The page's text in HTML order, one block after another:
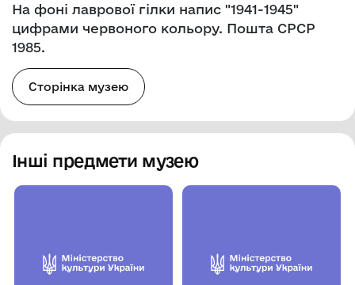
На фоні лаврової гілки напис "1941-1945"
цифрами червоного кольору. Пошта СРСР
1985.
Сторінка музею
Інші предмети музею